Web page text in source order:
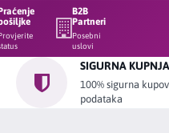
B2B
Partneri
Posebni
uslovi
SIGURNA KUPNJA
100% sigurna
podataka